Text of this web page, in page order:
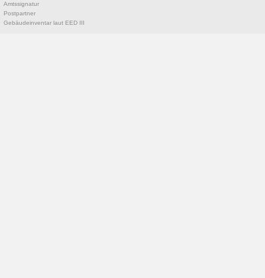
Amtssignatur
Postpartner
Gebäudeinventar laut EED III